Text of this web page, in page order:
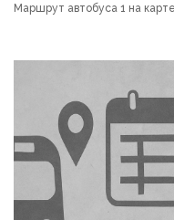
Маршрут автобуса 1 на